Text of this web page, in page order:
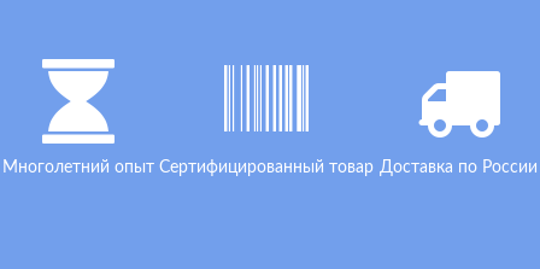
Многолетний опыт Сертифицированный товар Доставка по России